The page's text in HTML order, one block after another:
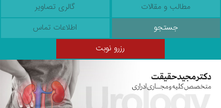
مطالب و مقالات
گالری تصاویر
جستجو
اطلاعات تماس
رزرو نوبت